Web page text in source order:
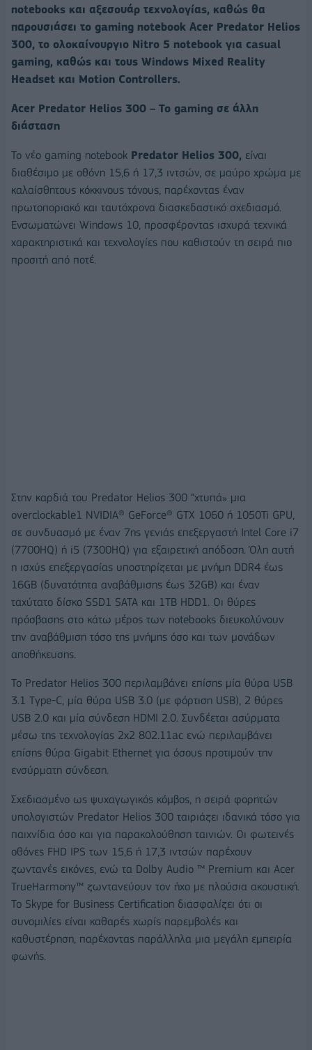
notebooks και αξεσουάρ τεχνολογίας, καθώς θα
παρουσιάσει το gaming notebook Acer Predator Helios
300, το ολοκαίνουργιο Nitro 5 notebook για casual
gaming, καθώς και τους Windows Mixed Reality
Headset και Motion Controllers.
Acer Predator Helios 300 – Το gaming σε άλλη
διάσταση
To νέο gaming notebook Predator Helios 300, είναι
διαθέσιμο με οθόνη 15,6 ή 17,3 ιντσών, σε μαύρο χρώμα με
καλαίσθητους κόκκινους τόνους, παρέχοντας έναν
πρωτοποριακό και ταυτόχρονα διασκεδαστικό σχεδιασμό.
Ενσωματώνει Windows 10, προσφέροντας ισχυρά τεχνικά
χαρακτηριστικά και τεχνολογίες που καθιστούν τη σειρά πιο
προσιτή από ποτέ.
Στην καρδιά του Predator Helios 300 “χτυπά» μια
overclockable1 NVIDIA® GeForce® GTX 1060 ή 1050Ti GPU,
σε συνδυασμό με έναν 7ης γενιάς επεξεργαστή Intel Core i7
(7700HQ) ή i5 (7300HQ) για εξαιρετική απόδοση. Όλη αυτή
η ισχύς επεξεργασίας υποστηρίζεται με μνήμη DDR4 έως
16GB (δυνατότητα αναβάθμισης έως 32GB) και έναν
ταχύτατο δίσκο SSD1 SATA και 1TB HDD1. Οι θύρες
πρόσβασης στο κάτω μέρος των notebooks διευκολύνουν
την αναβάθμιση τόσο της μνήμης όσο και των μονάδων
αποθήκευσης.
Το Predator Helios 300 περιλαμβάνει επίσης μία θύρα USB
3.1 Type-C, μία θύρα USB 3.0 (με φόρτιση USB), 2 θύρες
USB 2.0 και μία σύνδεση HDMI 2.0. Συνδέεται ασύρματα
μέσω της τεχνολογίας 2x2 802.11ac ενώ περιλαμβάνει
επίσης θύρα Gigabit Ethernet για όσους προτιμούν την
ενσύρματη σύνδεση.
Σχεδιασμένο ως ψυχαγωγικός κόμβος, η σειρά φορητών
υπολογιστών Predator Helios 300 ταιριάζει ιδανικά τόσο για
παιχνίδια όσο και για παρακολούθηση ταινιών. Οι φωτεινές
οθόνες FHD IPS των 15,6 ή 17,3 ιντσών παρέχουν
ζωντανές εικόνες, ενώ τα Dolby Audio ™ Premium και Acer
TrueHarmony™ ζωντανεύουν τον ήχο με πλούσια ακουστική.
Το Skype for Business Certification διασφαλίζει ότι οι
συνομιλίες είναι καθαρές χωρίς παρεμβολές και
καθυστέρηση, παρέχοντας παράλληλα μια μεγάλη εμπειρία
φωνής.